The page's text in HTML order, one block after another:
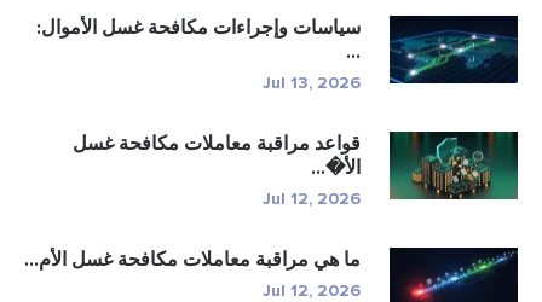
سياسات وإجراءات مكافحة غسل الأموال:
...
Jul 13, 2026
قواعد مراقبة معاملات مكافحة غسل
الأ�...
Jul 12, 2026
ما هي مراقبة معاملات مكافحة غسل الأم...
Jul 12, 2026